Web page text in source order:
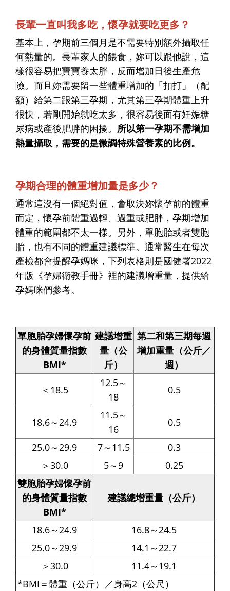
長輩一直叫我多吃，懷孕就要吃更多？
基本上，孕期前三個月是不需要特別額外攝取任
何熱量的。長輩家人的餵食，妳可以跟他說，這
樣很容易把寶寶養太胖，反而增加日後生產危
險。而且妳需要留一些體重增加的「扣打」（配
額）給第二跟第三孕期，尤其第三孕期體重上升
很快，若剛開始就吃太多，很容易後面有妊娠糖
尿病或產後肥胖的困擾。 所以第一孕期不需增加
熱量攝取，需要的是微調特殊營養素的比例。
孕期合理的體重增加量是多少？
通常這沒有一個絕對值，會取決妳懷孕前的體重
而定，懷孕前體重過輕、過重或肥胖，孕期增加
體重的範圍都不太一樣。另外，單胞胎或者雙胞
胎，也有不同的體重建議標準。通常醫生在每次
產檢都會提醒孕媽咪，下列表格則是國健署2022
年版《孕婦衛教手冊》裡的建議增重量，提供給
孕媽咪們參考。
單胞胎孕婦懷孕前
的身體質量指數
BMI*
建議增重
量（公
斤）
第二和第三期每週
增加重量（公斤／
週）
＜18.5
12.5～
18
0.5
18.6～24.9
11.5～
16
0.5
25.0～29.9 7～11.5
0.3
＞30.0
5～9
0.25
雙胞胎孕婦懷孕前
的身體質量指數
BMI*
建議總增重量（公斤）
18.6～24.9
16.8～24.5
25.0～29.9
14.1～22.7
＞30.0
11.4～19.1
*BMI＝體重（公斤）／身高2（公尺）